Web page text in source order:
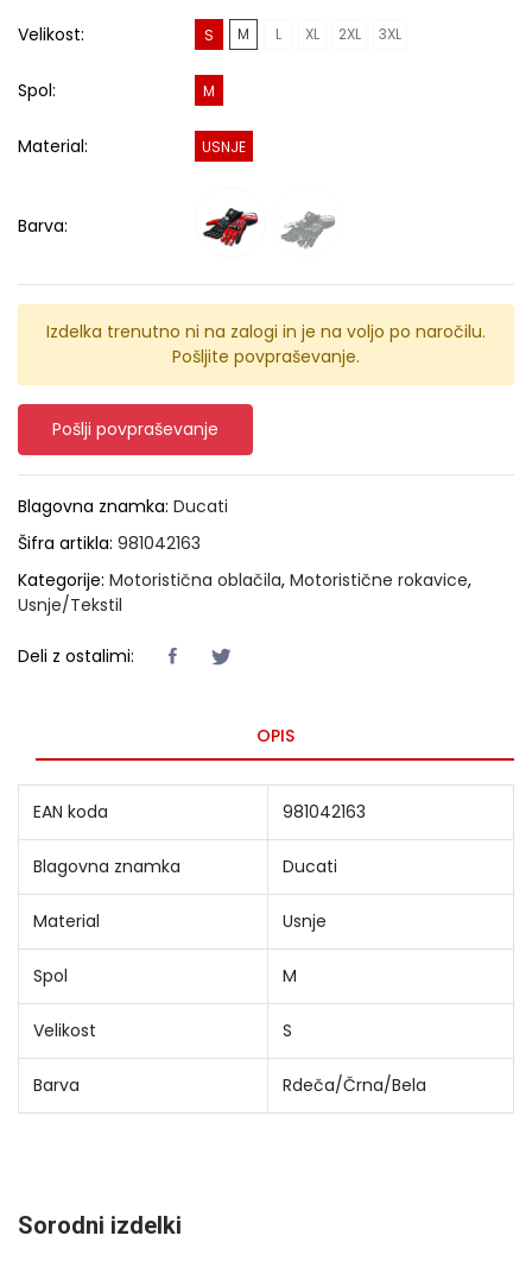
Velikost: S M L XL 2XL 3XL
Spol: M
Material: USNJE
Barva:
Izdelka trenutno ni na zalogi in je na voljo po naročilu.
Pošljite povpraševanje.
Pošlji povpraševanje
Blagovna znamka: Ducati
Šifra artikla: 981042163
Kategorije: Motoristična oblačila, Motoristične rokavice,
Usnje/Tekstil
Deli z ostalimi:
OPIS
EAN koda 981042163
Blagovna znamka Ducati
Material Usnje
Spol M
Velikost S
Barva Rdeča/Črna/Bela
Sorodni izdelki